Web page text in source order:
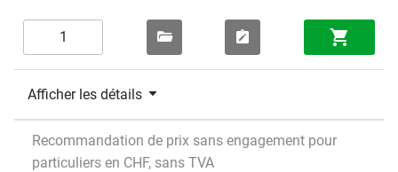
Afficher les détails
Recommandation de prix sans engagement pour
particuliers en CHF, sans TVA